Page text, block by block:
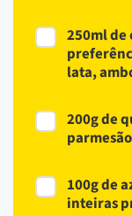
250ml de
lata,
200g de
100g de
inteiras